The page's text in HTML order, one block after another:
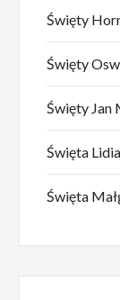
Święty
Święty
Święty Jan
Święta
Święta